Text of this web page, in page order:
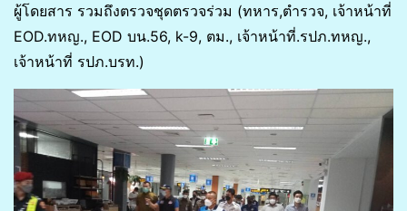
ผู้โดยสาร รวมถึงตรวจชุดตรวจร่วม (ทหาร,ตำรวจ, เจ้าหน้าที่
EOD.ทหญ., EOD บน.56, k-9, ตม., เจ้าหน้าที่.รปภ.ทหญ.,
เจ้าหน้าที่ รปภ.บรท.)